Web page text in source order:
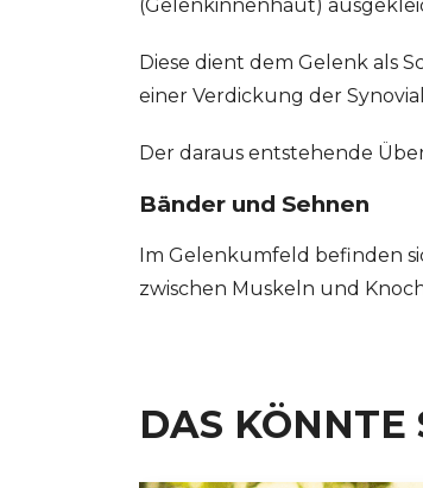
(Gelenkinnenhaut)
Diese dient dem Gelenk als
einer Verdickung der
Der daraus entstehende
Bänder und Sehnen
Im Gelenkumfeld befinden
zwischen Muskeln und
DAS KÖNNTE